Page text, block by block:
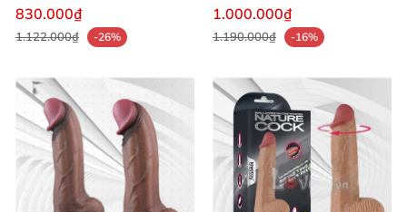
cấp
830.000₫
1.122.000₫ -26%
toàn sức khỏe
1.000.000₫
1.190.000₫ -16%